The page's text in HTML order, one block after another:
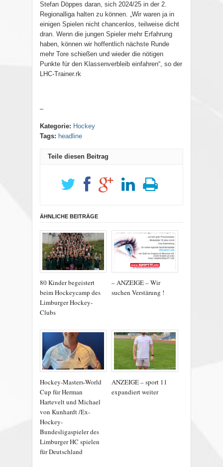
Stefan Döppes daran, sich 2024/25 in der 2.
Regionalliga halten zu können. „Wir waren ja in
einigen Spielen nicht chancenlos, teilweise dicht
dran. Wenn die jungen Spieler mehr Erfahrung
haben, können wir hoffentlich nächste Runde
mehr Tore schießen und wieder die nötigen
Punkte für den Klassenverbleib einfahren“, so der
LHC-Trainer.rk
–
Kategorie: Hockey
Tags: headline
Teile diesen Beitrag
ÄHNLICHE BEITRÄGE
80 Kinder begeistert
beim Hockeycamp des
Limburger Hockey-
Clubs
– ANZEIGE – Wir
suchen Verstärung !
Hockey-Masters-World
Cup für Herman
Hartevelt und Michael
von Kunhardt /Ex-
Hockey-
Bundesligaspieler des
Limburger HC spielen
für Deutschland
ANZEIGE – sport 11
expandiert weiter